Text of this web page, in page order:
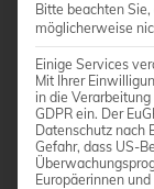
Linear-
Frequenz-
Bitte beachten
möglicherweise
Einige Services
Mit Ihrer
in die
GDPR ein. Der
Datenschutz nach
Gefahr, dass US-
Europäerinnen